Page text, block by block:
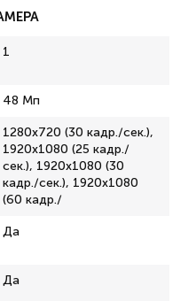
1
48 Мп
1280x720 (30 кадр./сек.),
1920x1080 (25 кадр./
сек.), 1920x1080 (30
кадр./сек.), 1920x1080
(60 кадр./
Да
Да